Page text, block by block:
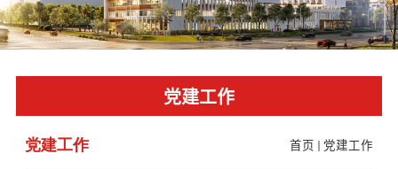
教学科研
招生就业
党的建设
党建工作
首页 党建工作
党建工作